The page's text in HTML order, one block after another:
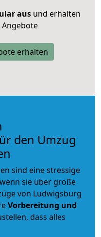
ausund erhalten
Angebote
erhalten
den Umzug
sind eine stressige
sie über große
von Ludwigsburg
Vorbereitung und
dass alles